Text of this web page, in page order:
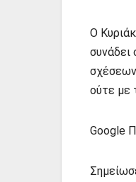
Ο
ούτε με
Google